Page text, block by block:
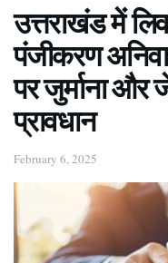
उत्तराखंड में
पंजीकरण
पर जुर्माना
प्रावधान
February 6, 2025